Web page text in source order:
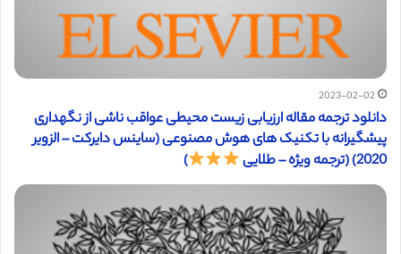
2023-02-02
دانلود ترجمه مقاله ارزیابی زیست محیطی عواقب ناشی از نگهداری
پیشگیرانه با تکنیک های هوش مصنوعی (ساینس دایرکت – الزویر
2020) (ترجمه ویژه – طلایی
)